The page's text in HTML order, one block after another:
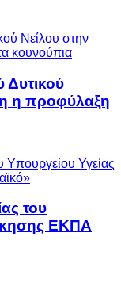
Δυτικού
η προφύλαξη
του
ΕΚΠΑ